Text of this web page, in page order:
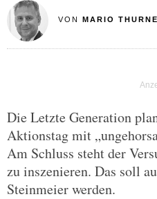
VON MARIO
Die Letzte Generation
Aktionstag mit
Am Schluss steht der
zu inszenieren. Das soll
Steinmeier werden.